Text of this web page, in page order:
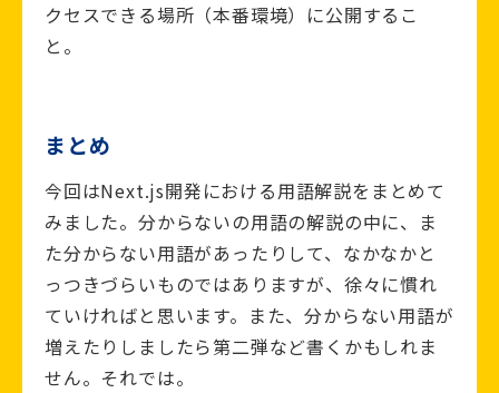
クセスできる場所（本番環境）に公開するこ
と。
まとめ
今回はNext.js開発における用語解説をまとめて
みました。分からないの用語の解説の中に、ま
た分からない用語があったりして、なかなかと
っつきづらいものではありますが、徐々に慣れ
ていければと思います。また、分からない用語が
増えたりしましたら第二弾など書くかもしれま
せん。それでは。